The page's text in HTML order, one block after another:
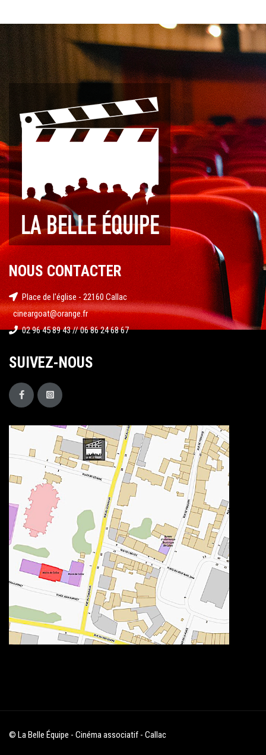
NOUS CONTACTER
Place de l'église - 22160 Callac
cineargoat@orange.fr
02 96 45 89 43 // 06 86 24 68 67
SUIVEZ-NOUS
© La Belle Équipe - Cinéma associatif - Callac